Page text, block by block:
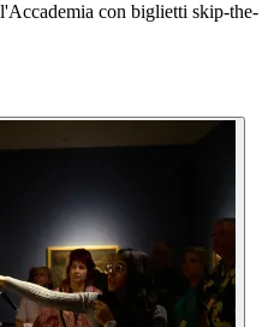
con biglietti skip-the-